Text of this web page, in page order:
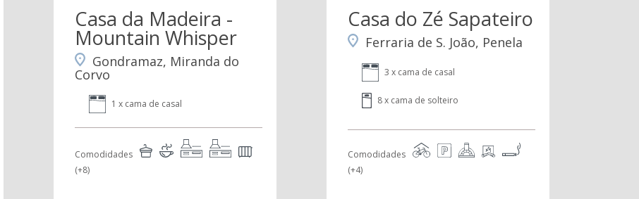
Casa da Madeira -
Mountain Whisper
Gondramaz, Miranda do
Corvo
1 x cama de casal
Comodidades
(+8)
Casa do Zé Sapateiro
Ferraria de S. João, Penela
3 x cama de casal
8 x cama de solteiro
Comodidades
(+4)